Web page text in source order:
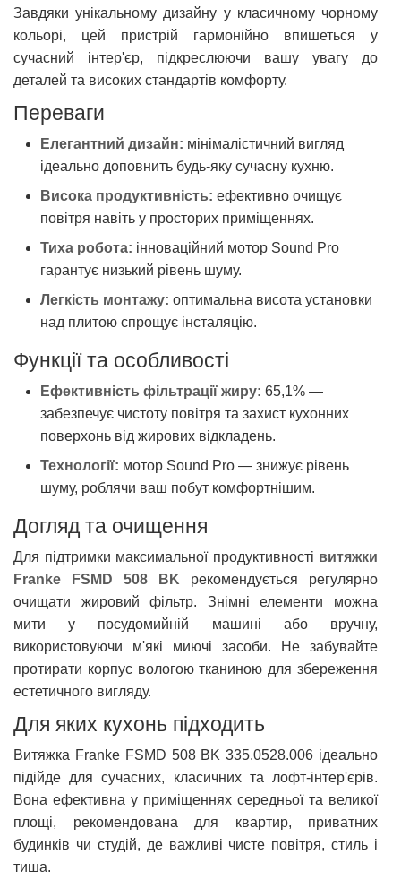
Завдяки унікальному дизайну у класичному чорному
кольорі, цей пристрій гармонійно впишеться у
сучасний інтер'єр, підкреслюючи вашу увагу до
деталей та високих стандартів комфорту.
Переваги
Елегантний дизайн: мінімалістичний вигляд
ідеально доповнить будь-яку сучасну кухню.
Висока продуктивність: ефективно очищує
повітря навіть у просторих приміщеннях.
Тиха робота: інноваційний мотор Sound Pro
гарантує низький рівень шуму.
Легкість монтажу: оптимальна висота установки
над плитою спрощує інсталяцію.
Функції та особливості
Ефективність фільтрації жиру: 65,1% —
забезпечує чистоту повітря та захист кухонних
поверхонь від жирових відкладень.
Технології: мотор Sound Pro — знижує рівень
шуму, роблячи ваш побут комфортнішим.
Догляд та очищення
Для підтримки максимальної продуктивності витяжки
Franke FSMD 508 BK рекомендується регулярно
очищати жировий фільтр. Знімні елементи можна
мити у посудомийній машині або вручну,
використовуючи м'які миючі засоби. Не забувайте
протирати корпус вологою тканиною для збереження
естетичного вигляду.
Для яких кухонь підходить
Витяжка Franke FSMD 508 BK 335.0528.006 ідеально
підійде для сучасних, класичних та лофт-інтер'єрів.
Вона ефективна у приміщеннях середньої та великої
площі, рекомендована для квартир, приватних
будинків чи студій, де важливі чисте повітря, стиль і
тиша.